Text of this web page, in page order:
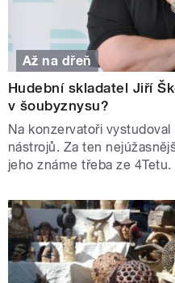
Až na dřeň
Hudební skladatel Jiří
v šoubyznysu?
Na konzervatoři
nástrojů. Za ten
jeho známe třeba ze 4Tetu.